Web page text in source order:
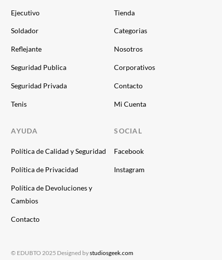
Ejecutivo
Soldador
Reflejante
Seguridad Publica
Seguridad Privada
Tenis
Tienda
Categorias
Nosotros
Corporativos
Contacto
Mi Cuenta
AYUDA
Política de Calidad y Seguridad
Política de Privacidad
Política de Devoluciones y
Cambios
Contacto
SOCIAL
Facebook
Instagram
© EDUBTO 2025 Designed bystudiosgeek.com